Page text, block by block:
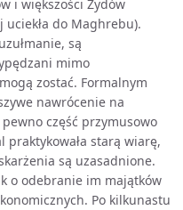
i większości Żydów
uciekła do Maghrebu).
są
mimo
zostać. Formalnym
nawrócenie na
część przymusowo
praktykowała starą wiarę,
są uzasadnione.
o odebranie im majątków
Po kilkunastu